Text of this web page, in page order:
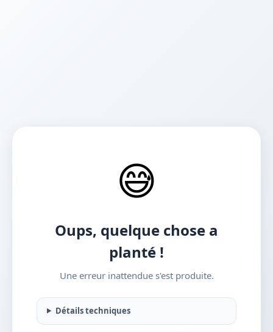
😅
Oups, quelque chose a
planté !
Une erreur inattendue s'est produite.
Détails techniques